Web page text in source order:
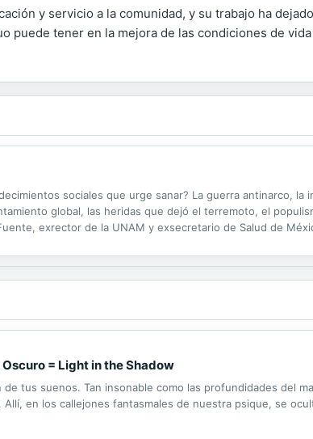
y servicio a la comunidad, y su trabajo ha
puede tener en la mejora de las condiciones de
sociales que urge sanar? La guerra antinarco, la
global, las heridas que dejó el terremoto, el
exrector de la UNAM y exsecretario de Salud de
= Light in the Shadow
tus suenos. Tan insonable como las profundidades del
en los callejones fantasmales de nuestra psique, se